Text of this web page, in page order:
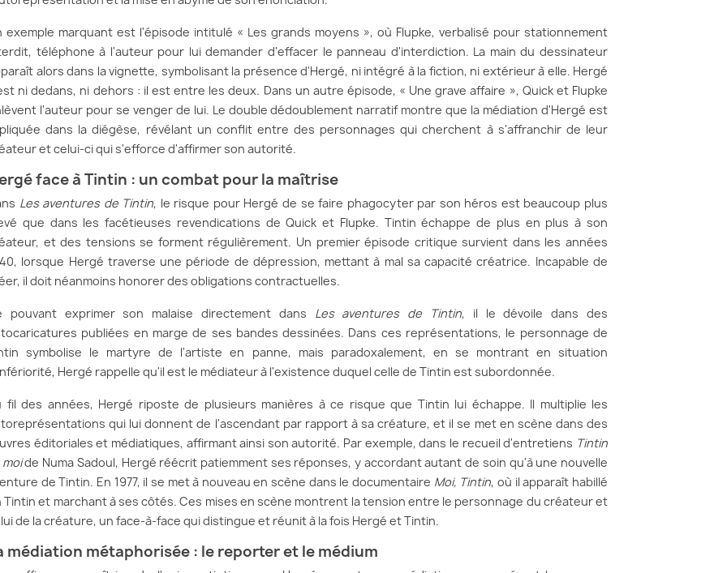
exemple marquant est l'épisode intitulé « Les grands moyens », où Flupke, verbalisé pour stationnement
téléphone à l'auteur pour lui demander d'effacer le panneau d'interdiction. La main du dessinateur
alors dans la vignette, symbolisant la présence d'Hergé, ni intégré à la fiction, ni extérieur à elle. Hergé
ni dedans, ni dehors : il est entre les deux. Dans un autre épisode, « Une grave affaire », Quick et Flupke
l'auteur pour se venger de lui. Le double dédoublement narratif montre que la médiation d'Hergé est
dans la diégèse, révélant un conflit entre des personnages qui cherchent à s'affranchir de leur
et celui-ci qui s'efforce d'affirmer son autorité.
face à Tintin : un combat pour la maîtrise
Les aventures de Tintin, le risque pour Hergé de se faire phagocyter par son héros est beaucoup plus
que dans les facétieuses revendications de Quick et Flupke. Tintin échappe de plus en plus à son
et des tensions se forment régulièrement. Un premier épisode critique survient dans les années
lorsque Hergé traverse une période de dépression, mettant à mal sa capacité créatrice. Incapable de
il doit néanmoins honorer des obligations contractuelles.
pouvant exprimer son malaise directement dans Les aventures de Tintin, il le dévoile dans des
publiées en marge de ses bandes dessinées. Dans ces représentations, le personnage de
symbolise le martyre de l'artiste en panne, mais paradoxalement, en se montrant en situation
Hergé rappelle qu'il est le médiateur à l'existence duquel celle de Tintin est subordonnée.
fil des années, Hergé riposte de plusieurs manières à ce risque que Tintin lui échappe. Il multiplie les
qui lui donnent de l'ascendant par rapport à sa créature, et il se met en scène dans des
éditoriales et médiatiques, affirmant ainsi son autorité. Par exemple, dans le recueil d'entretiens Tintin
de Numa Sadoul, Hergé réécrit patiemment ses réponses, y accordant autant de soin qu'à une nouvelle
de Tintin. En 1977, il se met à nouveau en scène dans le documentaire Moi, Tintin, où il apparaît habillé
Tintin et marchant à ses côtés. Ces mises en scène montrent la tension entre le personnage du créateur et
de la créature, un face-à-face qui distingue et réunit à la fois Hergé et Tintin.
médiation métaphorisée : le reporter et le médium